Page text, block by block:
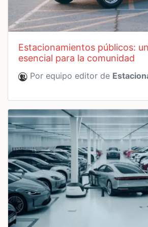
estacionamientos públicos: un servicio
esencial para la comunidad
Por equipo editor de